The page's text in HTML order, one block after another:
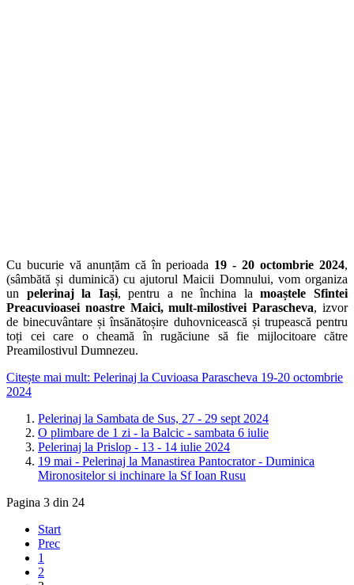
Cu bucurie vă anunțăm că în perioada 19 - 20 octombrie 2024,
(sâmbătă și duminică) cu ajutorul Maicii Domnului, vom organiza
un pelerinaj la Iași, pentru a ne închina lamoaștele Sfintei
Preacuvioasei noastre Maici, mult-milostivei Parascheva, izvor
de bine­cu­vân­ta­re și însă­nă­to­șire duhovnicească și trupească pentru
toți cei care o cheamă în rugăciune să fie mijlo­ci­toa­re către
Preamilostivul Dum­ne­zeu.
Citește mai mult: Pelerinaj la Cuvioasa Parascheva 19-20 octombrie
2024
Pelerinaj la Sambata de Sus, 27 - 29 sept 2024
O plimbare de 1 zi - la Balcic - sambata 6 iulie
Pelerinaj la Prislop - 13 - 14 iulie 2024
19 mai - Pelerinaj la Manastirea Pantocrator - Duminica
Mironositelor si inchinare la Sf Ioan Rusu
Pagina 3 din 24
Start
Prec
1
2